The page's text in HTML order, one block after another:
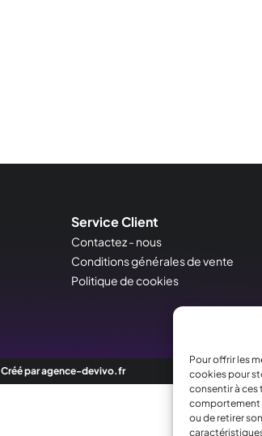
Pour offrir les
cookies pour
consentir à ces
comportement
ou de retirer
Service Client
Contactez - nous
Conditions générales de vente
Politique de cookies
Créé par agence-devivo.fr